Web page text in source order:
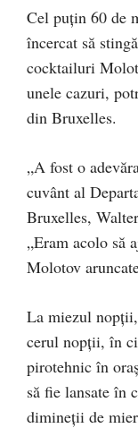
Cel puţin 60 de
încercat să
cocktailuri
unele cazuri,
din Bruxelles.
„A fost o
cuvânt al
Bruxelles,
„Eram acolo să
Molotov
La miezul
cerul nopţii, în
pirotehnic în
să fie lansate în
dimineţii de